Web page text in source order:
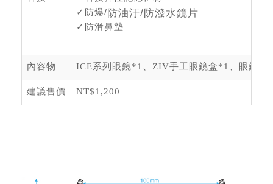
✓ 防爆/ 防油汙/防潑水鏡片
✓ 防滑鼻墊
內容物 ICE系列眼鏡*1、ZIV手工眼鏡盒*1、眼鏡布
建議售價 NT$1,200